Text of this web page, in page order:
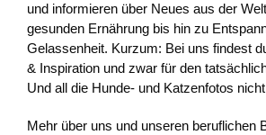
und informieren über Neues aus der
gesunden Ernährung bis hin zu
Gelassenheit. Kurzum: Bei uns findest
& Inspiration und zwar für den
Und all die Hunde- und Katzenfotos
Mehr über uns und unseren beruflichen